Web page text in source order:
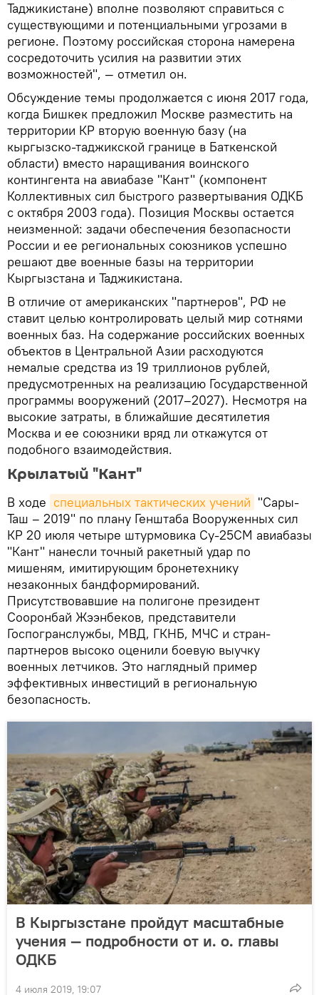
Таджикистане) вполне позволяют справиться с
существующими и потенциальными угрозами в
регионе. Поэтому российская сторона намерена
сосредоточить усилия на развитии этих
возможностей", — отметил он.
Обсуждение темы продолжается с июня 2017 года,
когда Бишкек предложил Москве разместить на
территории КР вторую военную базу (на
кыргызско-таджикской границе в Баткенской
области) вместо наращивания воинского
контингента на авиабазе "Кант" (компонент
Коллективных сил быстрого развертывания ОДКБ
с октября 2003 года). Позиция Москвы остается
неизменной: задачи обеспечения безопасности
России и ее региональных союзников успешно
решают две военные базы на территории
Кыргызстана и Таджикистана.
В отличие от американских "партнеров", РФ не
ставит целью контролировать целый мир сотнями
военных баз. На содержание российских военных
объектов в Центральной Азии расходуются
немалые средства из 19 триллионов рублей,
предусмотренных на реализацию Государственной
программы вооружений (2017–2027). Несмотря на
высокие затраты, в ближайшие десятилетия
Москва и ее союзники вряд ли откажутся от
подобного взаимодействия.
Крылатый "Кант"
В ходе специальных тактических учений "Сары-
Таш – 2019" по плану Генштаба Вооруженных сил
КР 20 июля четыре штурмовика Су-25СМ авиабазы
"Кант" нанесли точный ракетный удар по
мишеням, имитирующим бронетехнику
незаконных бандформирований.
Присутствовавшие на полигоне президент
Сооронбай Жээнбеков, представители
Госпогранслужбы, МВД, ГКНБ, МЧС и стран-
партнеров высоко оценили боевую выучку
военных летчиков. Это наглядный пример
эффективных инвестиций в региональную
безопасность.
В Кыргызстане пройдут масштабные
учения — подробности от и. о. главы
ОДКБ
4 июля 2019, 19:07